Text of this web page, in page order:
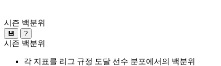
시즌 백분위
💾 ?
시즌 백분위
각 지표를 리그 규정 도달 선수 분포에서의 백분위